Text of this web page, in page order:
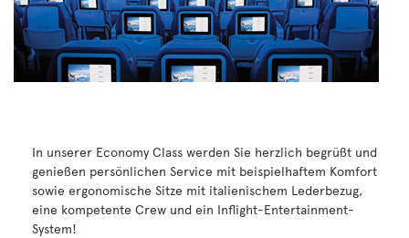
In unserer Economy Class werden Sie herzlich begrüßt und
genießen persönlichen Service mit beispielhaftem Komfort
sowie ergonomische Sitze mit italienischem Lederbezug,
eine kompetente Crew und ein Inflight-Entertainment-
System!